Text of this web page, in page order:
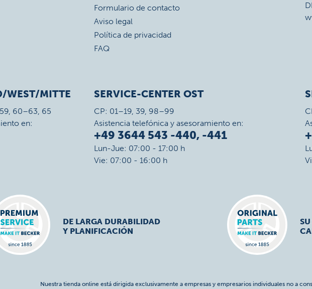
Formulario de contacto
Aviso legal
Política de privacidad
FAQ
WEST/MITTE
60–63, 65
en:
SERVICE-CENTER OST
CP: 01–19, 39, 98–99
Asistencia telefónica y asesoramiento en:
+49 3644 543 -440, -441
Lun-Jue: 07:00 - 17:00 h
Vie: 07:00 - 16:00 h
DE LARGA DURABILIDAD
Y PLANIFICACIÓN
Nuestra tienda online está dirigida exclusivamente a empresas y empresarios individuales no a